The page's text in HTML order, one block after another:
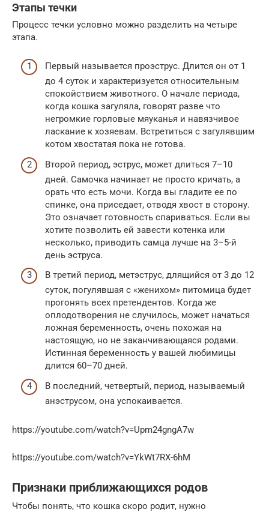
Этапы течки
Процесс течки условно можно разделить на четыре
этапа.
Первый называется проэструс. Длится он от 1
до 4 суток и характеризуется относительным
спокойствием животного. О начале периода,
когда кошка загуляла, говорят разве что
негромкие горловые мяуканья и навязчивое
ласкание к хозяевам. Встретиться с загулявшим
котом хвостатая пока не готова.
Второй период, эструс, может длиться 7–10
дней. Самочка начинает не просто кричать, а
орать что есть мочи. Когда вы гладите ее по
спинке, она приседает, отводя хвост в сторону.
Это означает готовность спариваться. Если вы
хотите позволить ей завести котенка или
несколько, приводить самца лучше на 3–5-й
день эструса.
В третий период, метэструс, длящийся от 3 до 12
суток, погулявшая с «женихом» питомица будет
прогонять всех претендентов. Когда же
оплодотворения не случилось, может начаться
ложная беременность, очень похожая на
настоящую, но не заканчивающаяся родами.
Истинная беременность у вашей любимицы
длится 60–70 дней.
В последний, четвертый, период, называемый
анэструсом, она успокаивается.
https://youtube.com/watch?v=Upm24gngA7w
https://youtube.com/watch?v=YkWt7RX-6hM
Признаки приближающихся родов
Чтобы понять, что кошка скоро родит, нужно